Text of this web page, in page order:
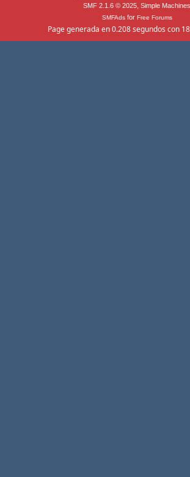
SMF 2.1.6 © 2025, Simple Machines
SMFAdsfor Free Forums
Page generada en 0.208 segundos con